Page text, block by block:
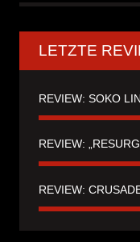
LETZTE
REVIEW: